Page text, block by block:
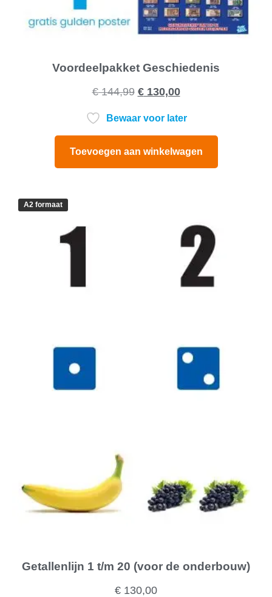
Voordeelpakket Geschiedenis
€144,99 €130,00
Bewaar voor later
Toevoegen aan winkelwagen
A2 formaat
Getallenlijn 1 t/m 20 (voor de onderbouw)
€ 130,00